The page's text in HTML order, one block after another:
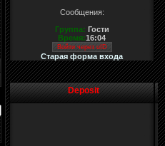
Сообщения:
Группа: Гости
Время:16:04
Войти через uID
Старая форма входа
Deposit